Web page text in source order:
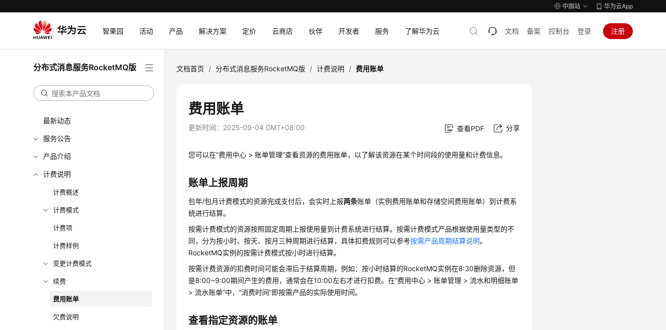
中国站 华为云App
智果园 活动 产品 解决方案 定价 云商店 伙伴 开发者 服务 了解华为云 文档 备案 控制台 登录 注册
分布式消息服务RocketMQ版
最新动态
服务公告
产品介绍
计费说明
计费概述
计费模式
计费项
计费样例
变更计费模式
续费
费用账单
欠费说明
文档首页 / 分布式消息服务RocketMQ版 / 计费说明 / 费用账单
费用账单
更新时间： 2025-09-04 GMT+08:00 查看PDF 分享
您可以在“费用中心 > 账单管理”查看资源的费用账单，以了解该资源在某个时间段的使用量和计费信息。
账单上报周期
包年/包月计费模式的资源完成支付后，会实时上报两条账单（实例费用账单和存储空间费用账单）到计费系
统进行结算。
按需计费模式的资源按照固定周期上报使用量到计费系统进行结算。按需计费模式产品根据使用量类型的不
同，分为按小时、按天、按月三种周期进行结算，具体扣费规则可以参考按需产品周期结算说明。
RocketMQ实例的按需计费模式按小时进行结算。
按需计费资源的扣费时间可能会滞后于结算周期，例如：按小时结算的RocketMQ实例在8:30删除资源，但
是8:00~9:00期间产生的费用，通常会在10:00左右才进行扣费。在“费用中心 > 账单管理 > 流水和明细账单
> 流水账单”中，“消费时间”即按需产品的实际使用时间。
查看指定资源的账单